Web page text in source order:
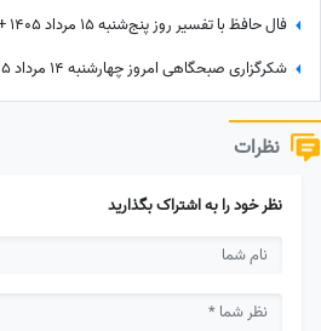
نظرات
نظر خود را به اشتراک بگذارید